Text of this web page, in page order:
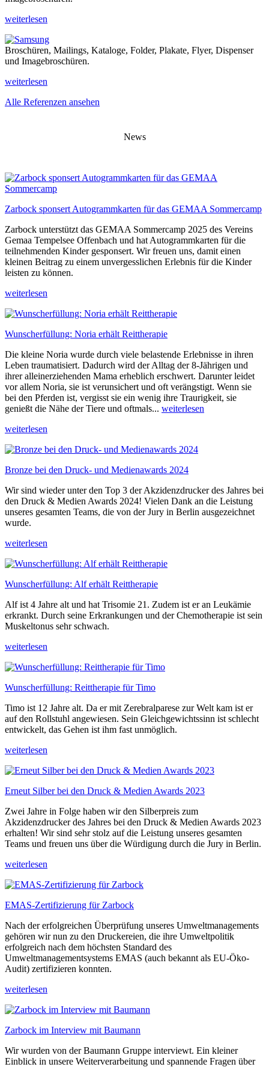
weiterlesen
Broschüren, Mailings, Kataloge, Folder, Plakate, Flyer, Dispenser
und Imagebroschüren.
weiterlesen
Alle Referenzen ansehen
News
Zarbock sponsert Autogrammkarten für das GEMAA Sommercamp
Zarbock unterstützt das GEMAA Sommercamp 2025 des Vereins
Gemaa Tempelsee Offenbach und hat Autogrammkarten für die
teilnehmenden Kinder gesponsert. Wir freuen uns, damit einen
kleinen Beitrag zu einem unvergesslichen Erlebnis für die Kinder
leisten zu können.
weiterlesen
Wunscherfüllung: Noria erhält Reittherapie
Die kleine Noria wurde durch viele belastende Erlebnisse in ihren
Leben traumatisiert. Dadurch wird der Alltag der 8-Jährigen und
ihrer alleinerziehenden Mama erheblich erschwert. Darunter leidet
vor allem Noria, sie ist verunsichert und oft verängstigt. Wenn sie
bei den Pferden ist, vergisst sie ein wenig ihre Traurigkeit, sie
genießt die Nähe der Tiere und oftmals... weiterlesen
weiterlesen
Bronze bei den Druck- und Medienawards 2024
Wir sind wieder unter den Top 3 der Akzidenzdrucker des Jahres bei
den Druck & Medien Awards 2024! Vielen Dank an die Leistung
unseres gesamten Teams, die von der Jury in Berlin ausgezeichnet
wurde.
weiterlesen
Wunscherfüllung: Alf erhält Reittherapie
Alf ist 4 Jahre alt und hat Trisomie 21. Zudem ist er an Leukämie
erkrankt. Durch seine Erkrankungen und der Chemotherapie ist sein
Muskeltonus sehr schwach.
weiterlesen
Wunscherfüllung: Reittherapie für Timo
Timo ist 12 Jahre alt. Da er mit Zerebralparese zur Welt kam ist er
auf den Rollstuhl angewiesen. Sein Gleichgewichtssinn ist schlecht
entwickelt, das Gehen ist ihm fast unmöglich.
weiterlesen
Erneut Silber bei den Druck & Medien Awards 2023
Zwei Jahre in Folge haben wir den Silberpreis zum
Akzidenzdrucker des Jahres bei den Druck & Medien Awards 2023
erhalten! Wir sind sehr stolz auf die Leistung unseres gesamten
Teams und freuen uns über die Würdigung durch die Jury in Berlin.
weiterlesen
EMAS-Zertifizierung für Zarbock
Nach der erfolgreichen Überprüfung unseres Umweltmanagements
gehören wir nun zu den Druckereien, die ihre Umweltpolitik
erfolgreich nach dem höchsten Standard des
Umweltmanagementsystems EMAS (auch bekannt als EU-Öko-
Audit) zertifizieren konnten.
weiterlesen
Zarbock im Interview mit Baumann
Wir wurden von der Baumann Gruppe interviewt. Ein kleiner
Einblick in unsere Weiterverarbeitung und spannende Fragen über